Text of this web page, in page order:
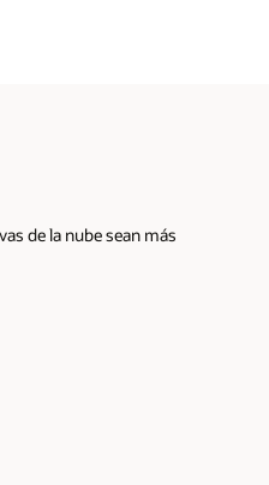
de la nube sean más